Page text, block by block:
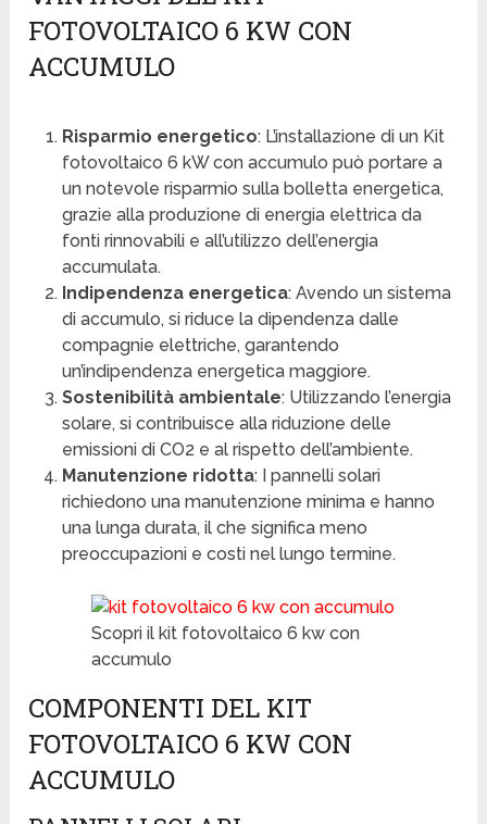
FOTOVOLTAICO 6 KW CON
ACCUMULO
Risparmio energetico: L’installazione di un Kit
fotovoltaico 6 kW con accumulo può portare a
un notevole risparmio sulla bolletta energetica,
grazie alla produzione di energia elettrica da
fonti rinnovabili e all’utilizzo dell’energia
accumulata.
Indipendenza energetica: Avendo un sistema
di accumulo, si riduce la dipendenza dalle
compagnie elettriche, garantendo
un’indipendenza energetica maggiore.
Sostenibilità ambientale: Utilizzando l’energia
solare, si contribuisce alla riduzione delle
emissioni di CO2 e al rispetto dell’ambiente.
Manutenzione ridotta: I pannelli solari
richiedono una manutenzione minima e hanno
una lunga durata, il che significa meno
preoccupazioni e costi nel lungo termine.
Scopri il kit fotovoltaico 6 kw con
accumulo
COMPONENTI DEL KIT
FOTOVOLTAICO 6 KW CON
ACCUMULO